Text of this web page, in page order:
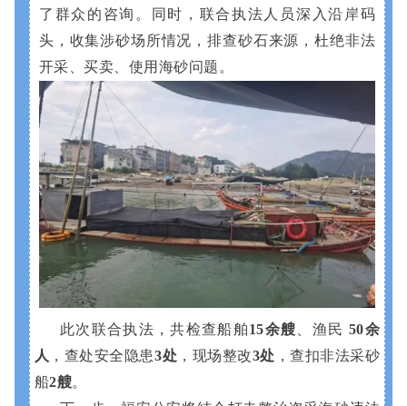
了群众的咨询。同时，联合执法人员深入沿岸码
头，收集涉砂场所情况，排查砂石来源，杜绝非法
开采、买卖、使用海砂问题。
此次联合执法，共检查船舶15余艘 、渔民 50余
人 ，查处安全隐患3处 ，现场整改3处 ，查扣非法采砂
船2艘。